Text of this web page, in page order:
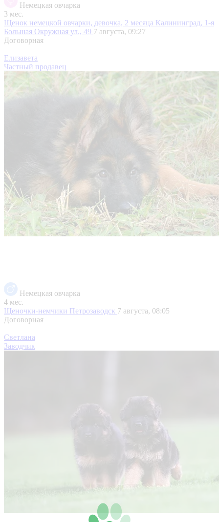
Немецкая овчарка
3 мес.
Щенок немецкой овчарки, девочка, 2 месяца Калининград, 1-я
Большая Окружная ул., 49 7 августа, 09:27
Договорная
Елизавета
Частный продавец
Немецкая овчарка
4 мес.
Щеночки-немчики Петрозаводск 7 августа, 08:05
Договорная
Светлана
Заводчик